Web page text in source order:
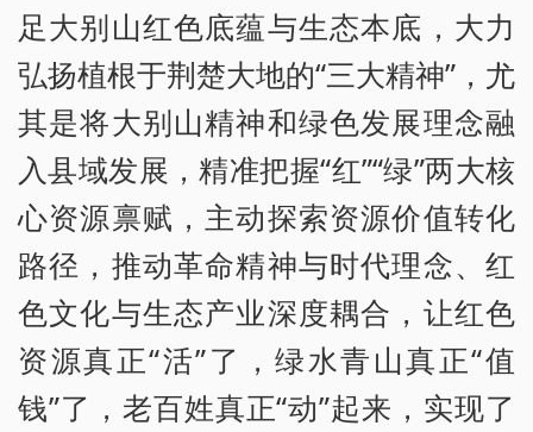
足大别山红色底蕴与生态本底，大力
弘扬植根于荆楚大地的“三大精神”，尤
其是将大别山精神和绿色发展理念融
入县域发展，精准把握“红”“绿”两大核
心资源禀赋，主动探索资源价值转化
路径，推动革命精神与时代理念、红
色文化与生态产业深度耦合，让红色
资源真正“活”了，绿水青山真正“值
钱”了，老百姓真正“动”起来，实现了